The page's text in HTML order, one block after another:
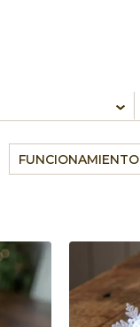
FUNCIONAMIENTO